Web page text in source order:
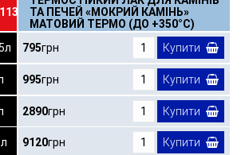
ТА ПЕЧЕЙ «МОКРИЙ КАМІНЬ»
МАТОВИЙ ТЕРМО (ДО +350°С)
795грн Купити
995грн Купити
2890грн Купити
9120грн Купити